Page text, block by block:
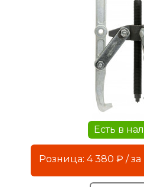
Есть в
Розница: 4